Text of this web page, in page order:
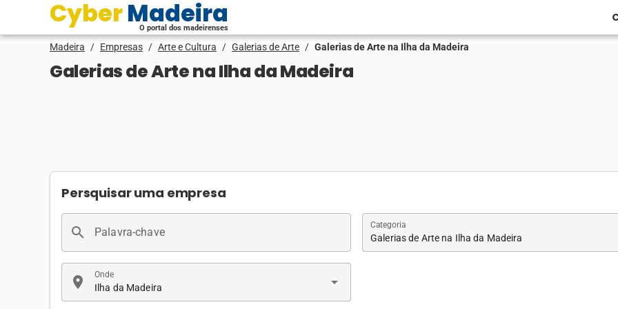
Cyber Madeira
O portal dos madeirenses
Madeira / Empresas / Arte e Cultura / Galerias de Arte / Galerias de Arte na Ilha da Madeira
Galerias de Arte na Ilha da Madeira
Persquisar uma empresa
search Palavra-chave Galerias de Arte na Ilha da Madeira
Categoria
location_on Ilha da Madeira
Onde arrow_drop_down